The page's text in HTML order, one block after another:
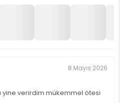
8 Mayıs 2026
yine verirdim mükemmel ötesi